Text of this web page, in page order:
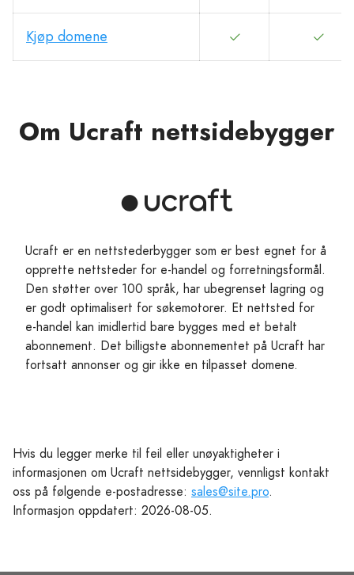
Kjøp domene
Om Ucraft nettsidebygger
Ucraft er en nettstederbygger som er best egnet for å
opprette nettsteder for e-handel og forretningsformål.
Den støtter over 100 språk, har ubegrenset lagring og
er godt optimalisert for søkemotorer. Et nettsted for
e-handel kan imidlertid bare bygges med et betalt
abonnement. Det billigste abonnementet på Ucraft har
fortsatt annonser og gir ikke en tilpasset domene.
Hvis du legger merke til feil eller unøyaktigheter i
informasjonen om Ucraft nettsidebygger, vennligst kontakt
oss på følgende e-postadresse: sales@site.pro.
Informasjon oppdatert: 2026-08-05.